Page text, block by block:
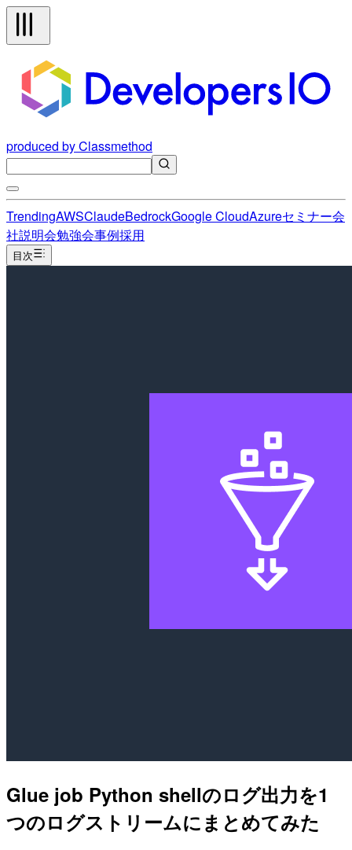
produced by Classmethod
TrendingAWSClaudeBedrockGoogle CloudAzureセミナー会
社説明会勉強会事例採用
目次
Glue job Python shellのログ出力を1
つのログストリームにまとめてみた